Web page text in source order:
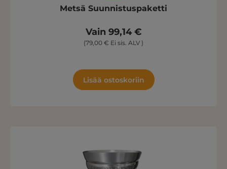
Metsä Suunnistuspaketti
Vain 99,14 €
(79,00 € Ei sis. ALV )
Lisää ostoskoriin